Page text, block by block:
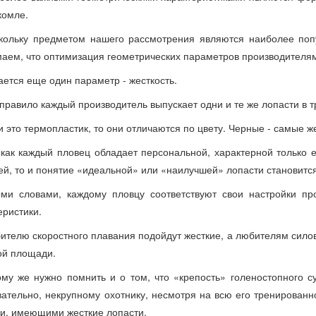
предметом нашего рассмотрения являются наиболее
что оптимизация геометрических параметров
еще один параметр - жесткость.
каждый производитель выпускает одни и те же лопасти в
это термопластик, то они отличаются по цвету. Черные - самые
каждый пловец обладает персональной, характерной только
то и понятие «идеальной» или «наилучшей» лопасти
словами, каждому пловцу соответствуют свои настройки
скоростного плавания подойдут жесткие, а любителям
площади.
же нужно помнить и о том, что «крепость» голеностопного
некрупному охотнику, несмотря на всю его
имеющими жесткие лопасти.